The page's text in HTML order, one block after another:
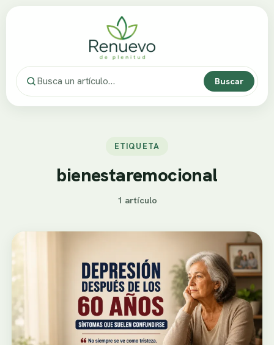
Buscar
ETIQUETA
bienestaremocional
1 artículo